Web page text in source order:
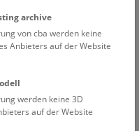
archive
von cba werden keine
Anbieters auf der Website
werden keine 3D
auf der Website